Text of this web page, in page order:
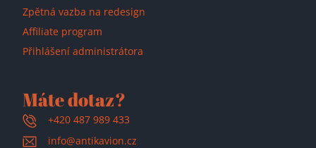
Zpětná vazba na redesign
Affiliate program
Přihlášení administrátora
Máte dotaz?
+420 487 989 433
info@antikavion.cz